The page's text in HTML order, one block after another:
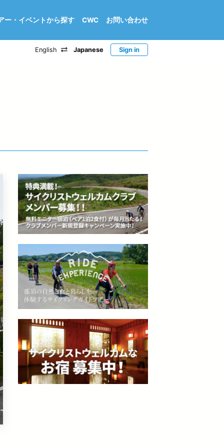
ー・イベントから探す CWC お問い合わせ
English Japanese Sign in